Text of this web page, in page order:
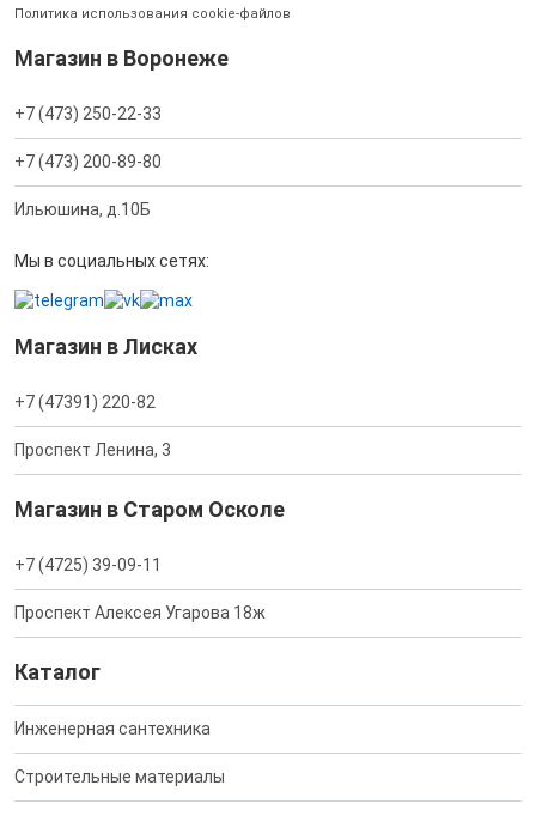
Политика использования cookie-файлов
Магазин в Воронеже
+7 (473) 250-22-33
+7 (473) 200-89-80
Ильюшина, д.10Б
Мы в социальных сетях:
Магазин в Лисках
+7 (47391) 220-82
Проспект Ленина, 3
Магазин в Старом Осколе
+7 (4725) 39-09-11
Проспект Алексея Угарова 18ж
Каталог
Инженерная сантехника
Строительные материалы